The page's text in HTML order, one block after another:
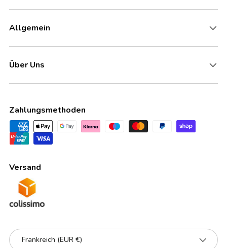
Allgemein
Über Uns
Zahlungsmethoden
Versand
Land/Region
Frankreich (EUR €)